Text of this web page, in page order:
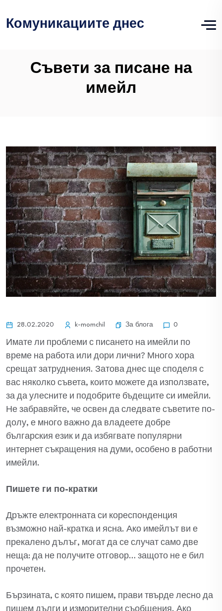
Комуникациите днес
Съвети за писане на
имейл
28.02.2020 k-momchil За блога 0
Имате ли проблеми с писането на имейли по
време на работа или дори лични? Много хора
срещат затруднения. Затова днес ще споделя с
вас няколко съвета, които можете да използвате,
за да улесните и подобрите бъдещите си имейли.
Не забравяйте, че освен да следвате съветите по-
долу, е много важно да владеете добре
българския език и да избягвате популярни
интернет съкращения на думи, особено в работни
имейли.
Пишете ги по-кратки
Дръжте електронната си кореспонденция
възможно най-кратка и ясна. Ако имейлът ви е
прекалено дълъг, могат да се случат само две
неща: да не получите отговор… защото не е бил
прочетен.
Бързината, с която пишем, прави твърде лесно да
пишем дълги и изморителни съобщения. Ако